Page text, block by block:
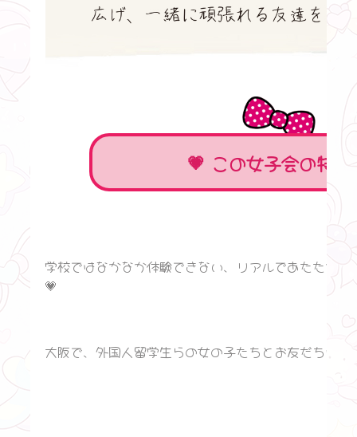
この女子会の特徴
学校ではなかなか体験できない、リアルであたたか
💗
大阪で、外国人留学生らの女の子たちとお友だちにな